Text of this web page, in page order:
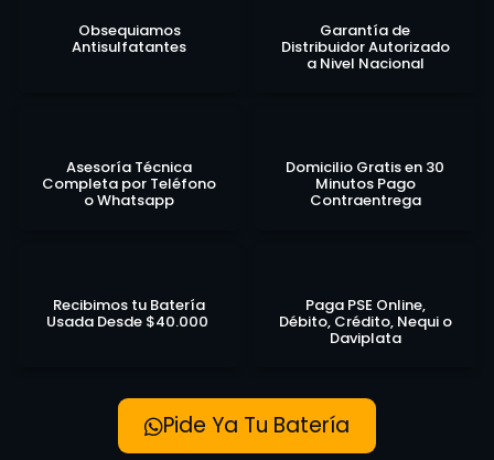
Obsequiamos
Antisulfatantes
Garantía de
Distribuidor Autorizado
a Nivel Nacional
Asesoría Técnica
Completa por Teléfono
o Whatsapp
Domicilio Gratis en 30
Minutos Pago
Contraentrega
Recibimos tu Batería
Usada Desde $40.000
Paga PSE Online,
Débito, Crédito, Nequi o
Daviplata
Pide Ya Tu Batería